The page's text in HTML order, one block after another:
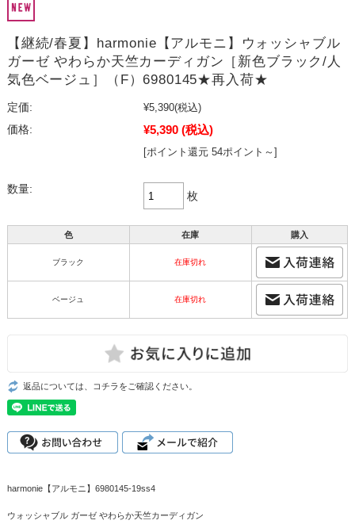
【継続/春夏】harmonie【アルモニ】ウォッシャブル
ガーゼ やわらか天竺カーディガン［新色ブラック/人
気色ベージュ］（F）6980145★再入荷★
定価: ¥5,390(税込)
価格:
¥5,390 (税込)
[ポイント還元 54ポイント～]
数量:
枚
色 在庫 購入
ブラック 在庫切れ
ベージュ 在庫切れ
返品については、コチラをご確認ください。
harmonie【アルモニ】6980145-19ss4
ウォッシャブル ガーゼ やわらか天竺カーディガン